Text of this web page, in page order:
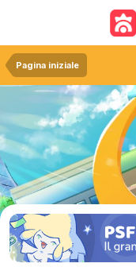
Pagina iniziale